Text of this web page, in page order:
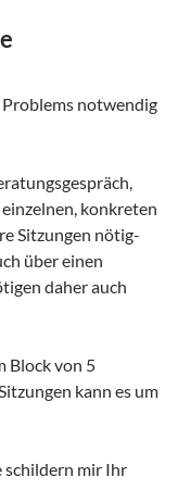
Problems notwendig
konkreten
Sitzungen nötig-
über einen
daher auch
Block von 5
kann es um
schildern mir Ihr